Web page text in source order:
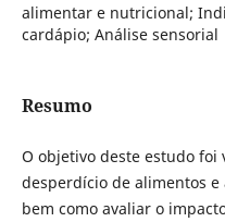
alimentar e nutricional;
cardápio; Análise sensorial
Resumo
O objetivo deste estudo foi
desperdício de alimentos
bem como avaliar o